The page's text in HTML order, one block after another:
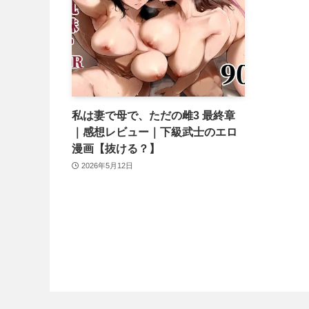
私は妻で母で、ただの雌3 最終章
｜感想レビュー｜下級武士のエロ
漫画【抜ける？】
2026年5月12日